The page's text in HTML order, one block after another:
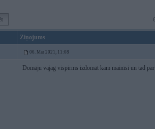
Ziņojums
06. Mar 2021, 11:08
Domāju vajag vispirms izdomāt kam mainīsi un tad